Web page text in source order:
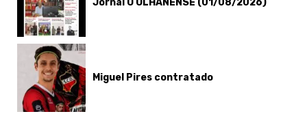
Miguel Pires contratado